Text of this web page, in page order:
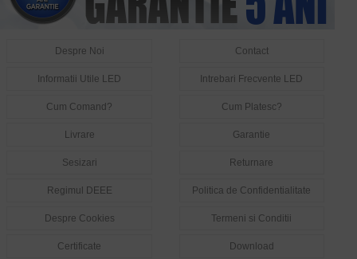
Despre Noi Contact
Informatii Utile LED Intrebari Frecvente LED
Cum Comand? Cum Platesc?
Livrare Garantie
Sesizari Returnare
Regimul DEEE Politica de Confidentialitate
Despre Cookies Termeni si Conditii
Certificate Download